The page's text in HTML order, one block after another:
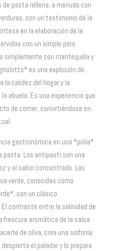
de pasta rellena, a menudo con
son un testimonio de la
en la elaboración de la
con un simple pero
simplemente con mantequilla y
es una explosión de
la calidez del hogar y la
abuela. Es una experiencia que
de comer, convirtiéndose en
gastronómica en una *piòla*
pasta. Los antipasti son una
y al sabor concentrado. Las
verde, conocidas como
son un clásico
contraste entre la salinidad de
frescura aromática de la salsa
de oliva, crea una sinfonía
el paladar y lo prepara